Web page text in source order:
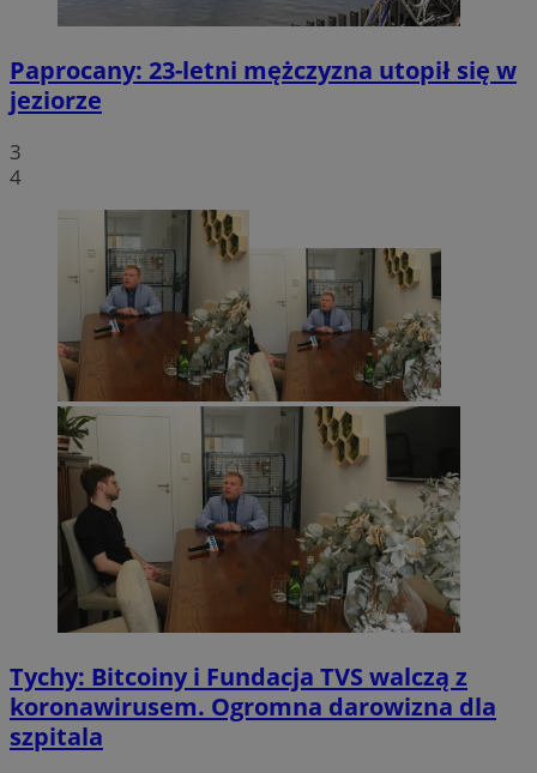
Paprocany: 23-letni mężczyzna utopił się w
jeziorze
3
4
Tychy: Bitcoiny i Fundacja TVS walczą z
koronawirusem. Ogromna darowizna dla
szpitala